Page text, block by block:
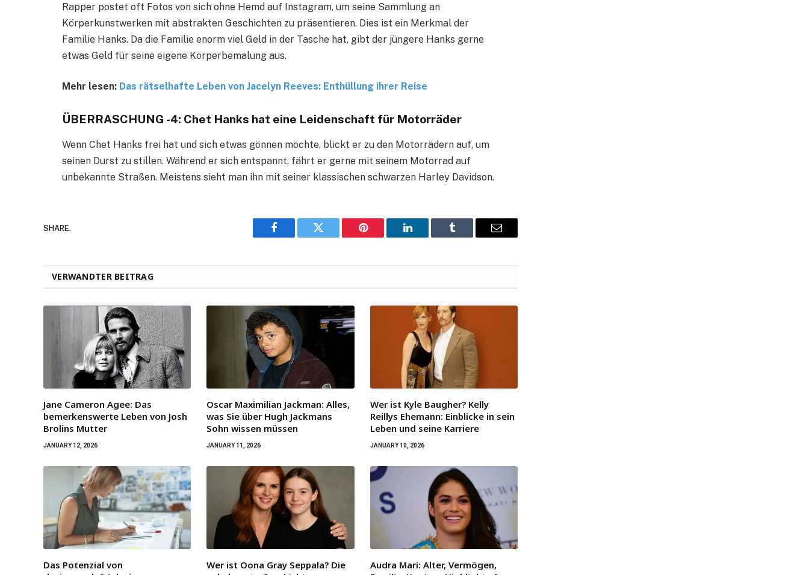
Rapper postet oft Fotos von sich ohne Hemd auf Instagram, um seine Sammlung an
Körperkunstwerken mit abstrakten Geschichten zu präsentieren. Dies ist ein Merkmal der
Familie Hanks. Da die Familie enorm viel Geld in der Tasche hat, gibt der jüngere Hanks gerne
etwas Geld für seine eigene Körperbemalung aus.
Mehr lesen: Das rätselhafte Leben von Jacelyn Reeves: Enthüllung ihrer Reise
ÜBERRASCHUNG -4: Chet Hanks hat eine Leidenschaft für Motorräder
Wenn Chet Hanks frei hat und sich etwas gönnen möchte, blickt er zu den Motorrädern auf, um
seinen Durst zu stillen. Während er sich entspannt, fährt er gerne mit seinem Motorrad auf
unbekannte Straßen. Meistens sieht man ihn mit seiner klassischen schwarzen Harley Davidson.
SHARE.
Facebook Twitter Pinterest LinkedIn Tumblr Email
VERWANDTER BEITRAG
Jane Cameron Agee: Das
bemerkenswerte Leben von Josh
Brolins Mutter
JANUARY 12, 2026
Oscar Maximilian Jackman: Alles,
was Sie über Hugh Jackmans
Sohn wissen müssen
JANUARY 11, 2026
Wer ist Kyle Baugher? Kelly
Reillys Ehemann: Einblicke in sein
Leben und seine Karriere
JANUARY 10, 2026
Das Potenzial von
Wer ist Oona Gray Seppala? Die
Audra Mari: Alter, Vermögen,